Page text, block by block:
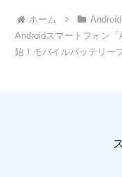
ホーム Android
Androidスマートフォン
始！モバイルバッテリー